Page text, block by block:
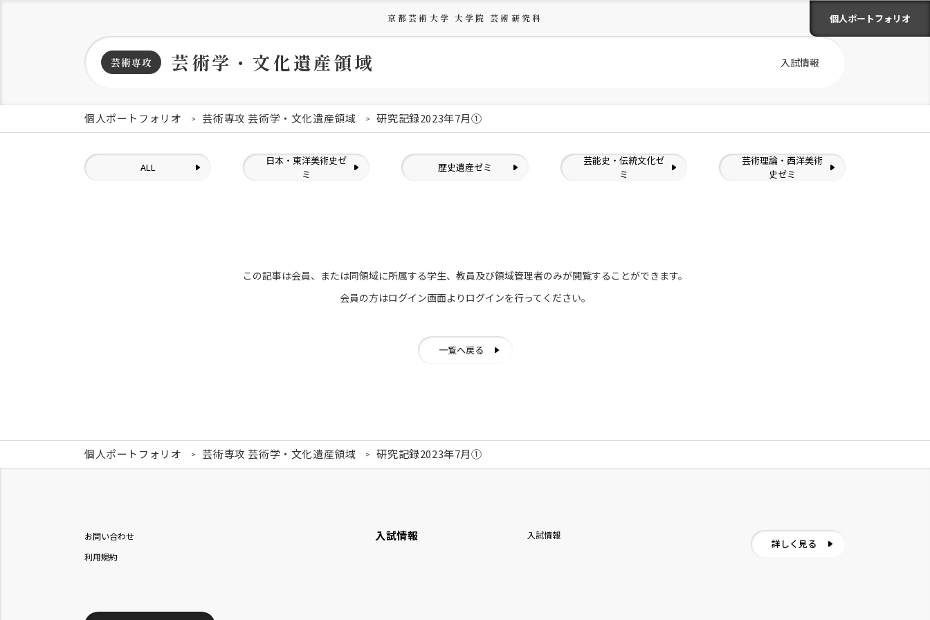
京都芸術大学 大学院 芸術研究科 個人ポートフォリオ
芸術専攻 芸術学・文化遺産領域 入試情報
個人ポートフォリオ 芸術専攻 芸術学・文化遺産領域 研究記録2023年7月①
ALL
日本・東洋美術史ゼ
ミ
歴史遺産ゼミ
芸能史・伝統文化ゼ
ミ
芸術理論・西洋美術
史ゼミ
この記事は会員、または同領域に所属する学生、教員及び領域管理者のみが閲覧することができます。
会員の方はログイン画面より ログインを行ってください。
一覧へ戻る
個人ポートフォリオ 芸術専攻 芸術学・文化遺産領域 研究記録2023年7月①
お問い合わせ
利用規約
入試情報 入試情報
詳しく見る